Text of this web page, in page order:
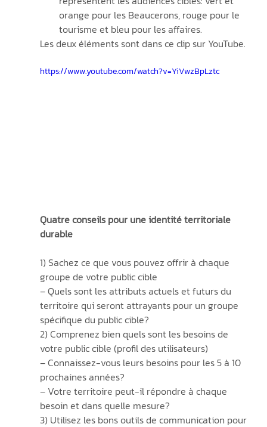
orange pour les Beaucerons, rouge pour le
tourisme et bleu pour les affaires.
Les deux éléments sont dans ce clip sur YouTube.
https://www.youtube.com/watch?v=YiVwzBpLztc
Quatre conseils pour une identité territoriale
durable
1) Sachez ce que vous pouvez offrir à chaque
groupe de votre public cible
– Quels sont les attributs actuels et futurs du
territoire qui seront attrayants pour un groupe
spécifique du public cible?
2) Comprenez bien quels sont les besoins de
votre public cible (profil des utilisateurs)
– Connaissez-vous leurs besoins pour les 5 à 10
prochaines années?
– Votre territoire peut-il répondre à chaque
besoin et dans quelle mesure?
3) Utilisez les bons outils de communication pour